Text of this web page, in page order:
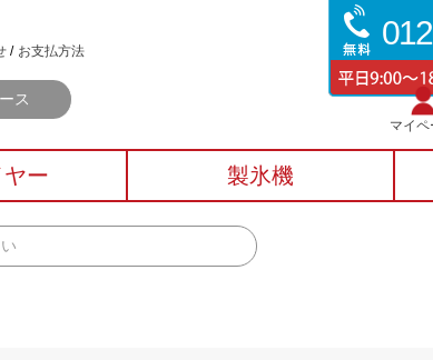
お支払方法
ス
マイペ
ー 製氷機